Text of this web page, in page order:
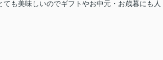
も美味しいのでギフトやお中元・お歳暮にも人